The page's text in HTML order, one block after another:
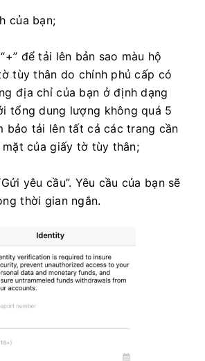
của bạn;
để tải lên bản sao màu hộ
tùy thân do chính phủ cấp có
địa chỉ của bạn ở định dạng
tổng dung lượng không quá 5
bảo tải lên tất cả các trang cần
của giấy tờ tùy thân;
yêu cầu”. Yêu cầu của bạn sẽ
thời gian ngắn.